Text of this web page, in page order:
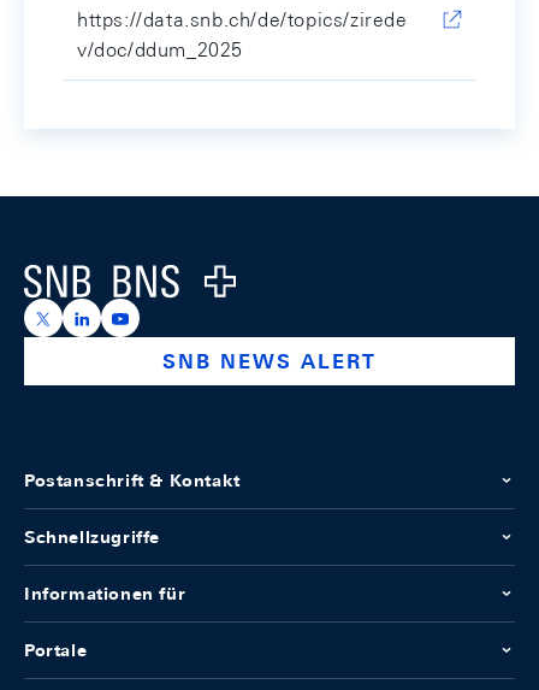
https://data.snb.ch/de/topics/zirede
v/doc/ddum_2025
Logo
https://x.com/snb_bns
https://ch.linkedin.com/company/swiss-national-
https://www.youtube.com/@swissnationalbank
SNB NEWS ALERT
Postanschrift & Kontakt
Schnellzugriffe
Informationen für
Portale